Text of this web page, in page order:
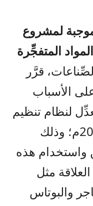
لمشروع
المتفجِّرة
قرَّر
الأسباب
لنظام تنظيم
المواد المتفجِّرة لسنة 2026م؛ وذلك
واستخدام هذه
مثل
والبوتاس